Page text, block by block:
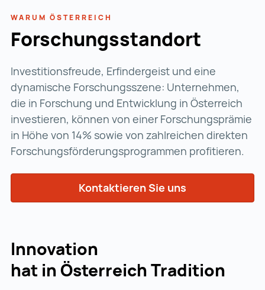
WARUM ÖSTERREICH
Forschungsstandort
Investitionsfreude, Erfindergeist und eine
dynamische Forschungsszene: Unternehmen,
die in Forschung und Entwicklung in Österreich
investieren, können von einer Forschungsprämie
in Höhe von 14% sowie von zahlreichen direkten
Forschungsförderungsprogrammen profitieren.
Kontaktieren Sie uns
Innovation
hat in Österreich Tradition